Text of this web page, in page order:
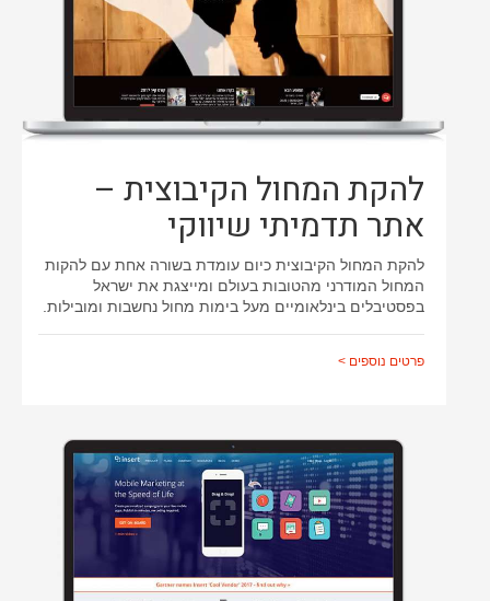
להקת המחול הקיבוצית –
אתר תדמיתי שיווקי
להקת המחול הקיבוצית כיום עומדת בשורה אחת עם להקות
המחול המודרני מהטובות בעולם ומייצגת את ישראל
בפסטיבלים בינלאומיים מעל בימות מחול נחשבות ומובילות.
פרטים נוספים >